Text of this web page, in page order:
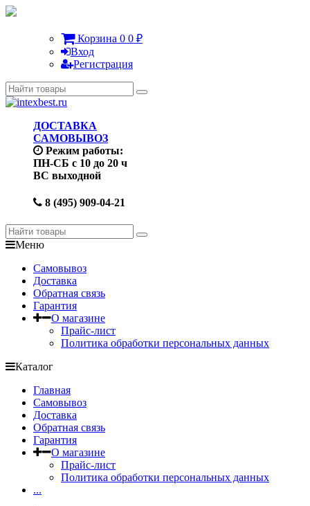
Корзина 0 0 ₽
Вход
Регистрация
ДОСТАВКА
САМОВЫВОЗ
Режим работы:
ПН-СБ с 10 до 20 ч
ВС выходной
8 (495) 909-04-21
Меню
Самовывоз
Доставка
Обратная связь
Гарантия
О магазине
Прайс-лист
Политика обработки персональных данных
Каталог
Главная
Самовывоз
Доставка
Обратная связь
Гарантия
О магазине
Прайс-лист
Политика обработки персональных данных
...